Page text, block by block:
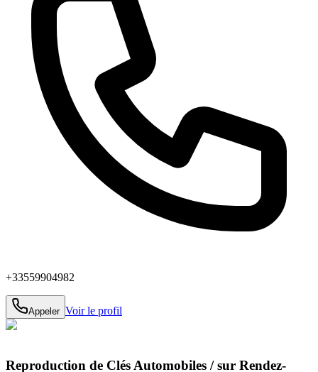
+33559904982
Appeler Voir le profil
Reproduction de Clés Automobiles / sur Rendez-